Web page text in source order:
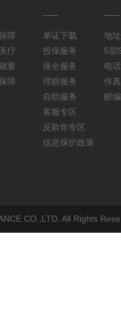
障
疗
蓄
障
单证下载
投保服务
保全服务
理赔服务
自助服务
客服专区
反欺诈专区
信息保护政策
地
5层
电
传
邮
CO.,LTD. All Rights